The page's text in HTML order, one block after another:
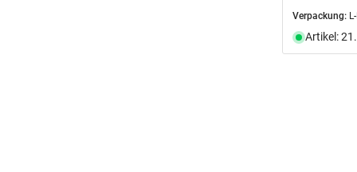
Verpackung:
Artikel: